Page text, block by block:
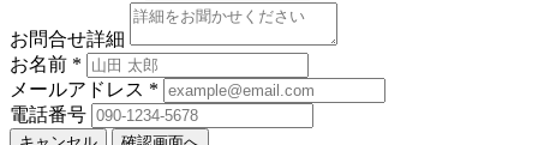
お問合せ詳細
お名前 *
メールアドレス *
電話番号